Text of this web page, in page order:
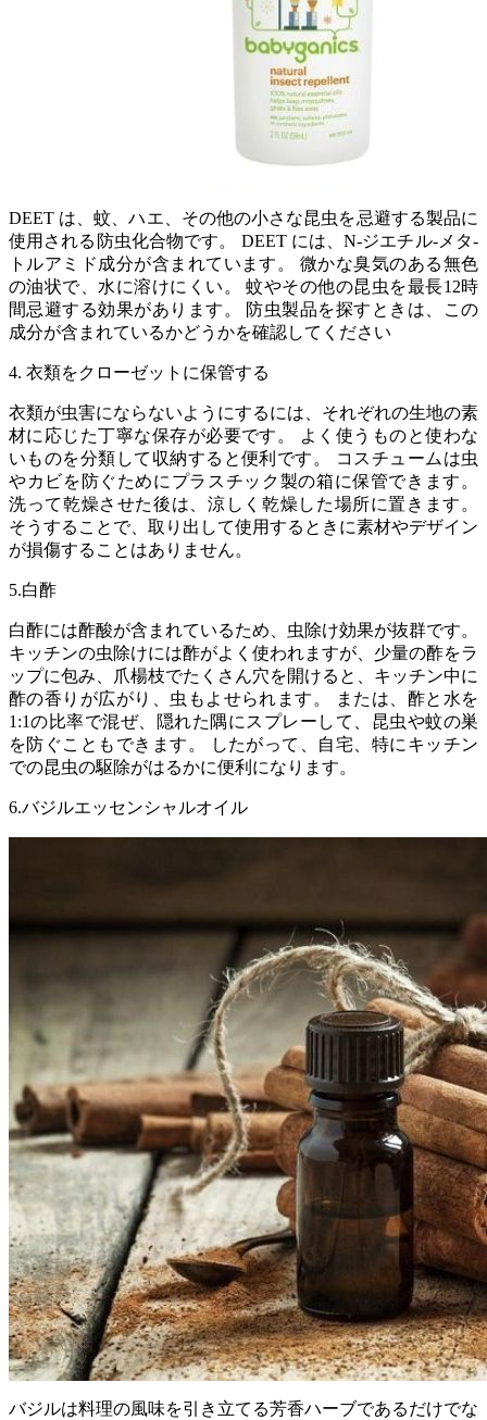
DEET は、蚊、ハエ、その他の小さな昆虫を忌避する製品に
使用される防虫化合物です。 DEET には、N-ジエチル-メタ-
トルアミド成分が含まれています。 微かな臭気のある無色
の油状で、水に溶けにくい。 蚊やその他の昆虫を最長12時
間忌避する効果があります。 防虫製品を探すときは、この
成分が含まれているかどうかを確認してください
4. 衣類をクローゼットに保管する
衣類が虫害にならないようにするには、それぞれの生地の素
材に応じた丁寧な保存が必要です。 よく使うものと使わな
いものを分類して収納すると便利です。 コスチュームは虫
やカビを防ぐためにプラスチック製の箱に保管できます。
洗って乾燥させた後は、涼しく乾燥した場所に置きます。
そうすることで、取り出して使用するときに素材やデザイン
が損傷することはありません。
5.白酢
白酢には酢酸が含まれているため、虫除け効果が抜群です。
キッチンの虫除けには酢がよく使われますが、少量の酢をラ
ップに包み、爪楊枝でたくさん穴を開けると、キッチン中に
酢の香りが広がり、虫もよせられます。 または、酢と水を
1:1の比率で混ぜ、隠れた隅にスプレーして、昆虫や蚊の巣
を防ぐこともできます。 したがって、自宅、特にキッチン
での昆虫の駆除がはるかに便利になります。
6.バジルエッセンシャルオイル
バジルは料理の風味を引き立てる芳香ハーブであるだけでな